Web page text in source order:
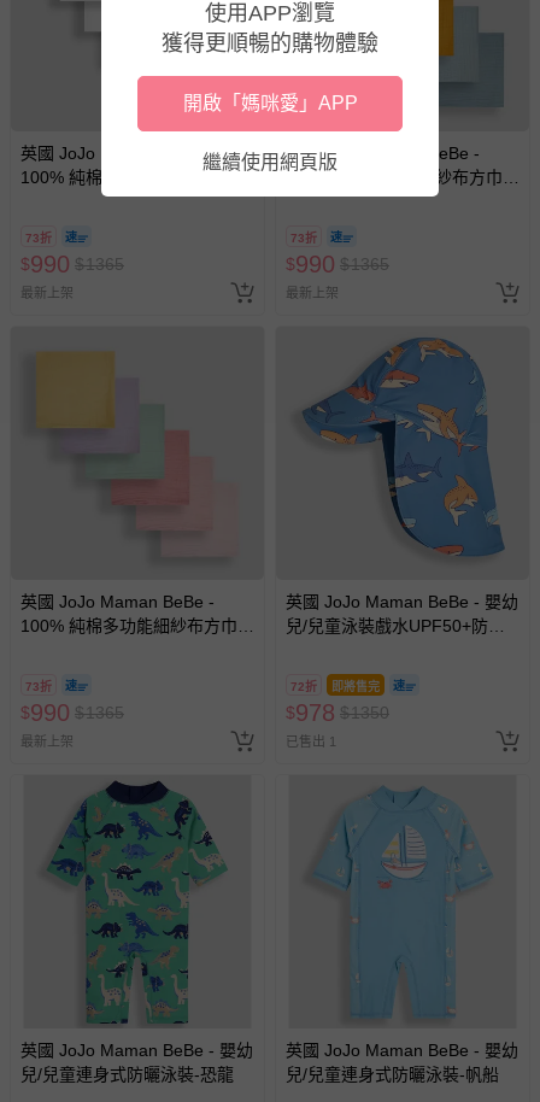
英國 JoJo Maman BeBe -
100% 純棉多功能細紗布方巾/
包巾/小薄被/拍嗝巾/安撫巾 6入
禮盒組(60*60cm)-純白
73折
$990 $1365
最新上架
英國 JoJo Maman BeBe -
100% 純棉多功能細紗布方巾/
包巾/小薄被/拍嗝巾/安撫巾 6入
禮盒組(60*60cm)-彩色組
73折
$990 $1365
最新上架
英國 JoJo Maman BeBe -
100% 純棉多功能細紗布方巾/
禮盒組(60*60cm)-粉彩組
73折
$990 $1365
最新上架
英國 JoJo Maman BeBe - 嬰幼
兒/兒童泳裝戲水UPF50+防曬
72折 即將售完
$978 $1350
已售出 1
英國 JoJo Maman BeBe - 嬰幼
兒/兒童連身式防曬泳裝-恐龍
英國 JoJo Maman BeBe - 嬰幼
兒/兒童連身式防曬泳裝-帆船
使用APP瀏覽
獲得更順暢的購物體驗
開啟「媽咪愛」APP
繼續使用網頁版